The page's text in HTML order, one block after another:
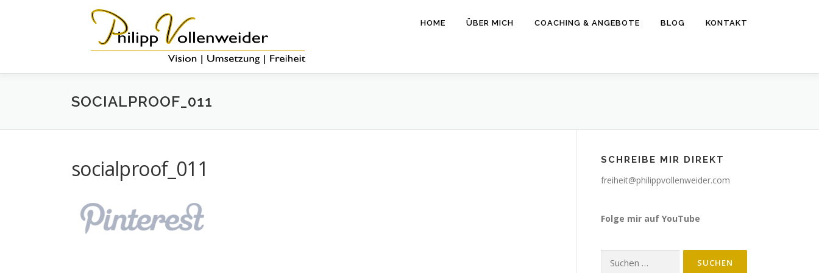
HOME ÜBER MICH COACHING & ANGEBOTE BLOG KONTAKT
SOCIALPROOF_011
socialproof_011 SCHREIBE MIR DIREKT
freiheit@philippvollenweider.com
Folge mir auf YouTube